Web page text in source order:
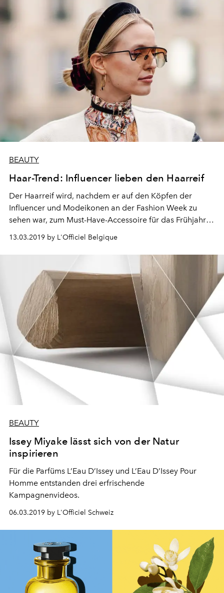
BEAUTY
Haar-Trend: Influencer lieben den Haarreif
Der Haarreif wird, nachdem er auf den Köpfen der
Influencer und Modeikonen an der Fashion Week zu
sehen war, zum Must-Have-Accessoire für das Frühjahr
2019. Wir zeigen Ihnen, wie er diese Saison getragen
13.03.2019 by L'Officiel Belgique
BEAUTY
Issey Miyake lässt sich von der Natur
inspirieren
Für die Parfüms L’Eau D’Issey und L’Eau D’Issey Pour
Homme entstanden drei erfrischende
Kampagnenvideos.
06.03.2019 by L'Officiel Schweiz